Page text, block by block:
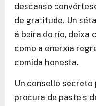
descanso
de gratitude. Un
á beira do río, deixa
como a enerxía
comida honesta.
Un consello secreto
procura de pasteis